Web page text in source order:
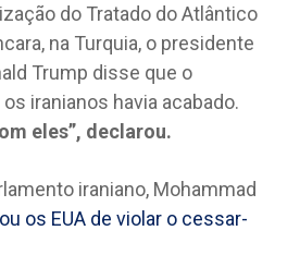
do Tratado do Atlântico
na Turquia, o presidente
Trump disse que o
iranianos havia acabado.
eles”, declarou.
iraniano, Mohammad
os EUA de violar o cessar-